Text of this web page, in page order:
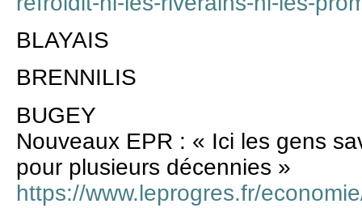
BLAYAIS
BRENNILIS
BUGEY
Nouveaux EPR : « Ici les gens
pour plusieurs décennies »
https://www.leprogres.fr/